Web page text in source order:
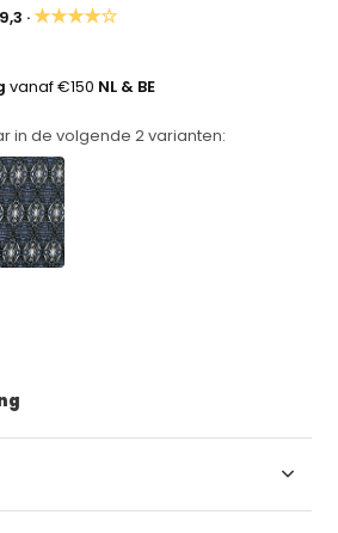
9,3 ·★★★★☆
vanaf €150 NL & BE
in de volgende2varianten: